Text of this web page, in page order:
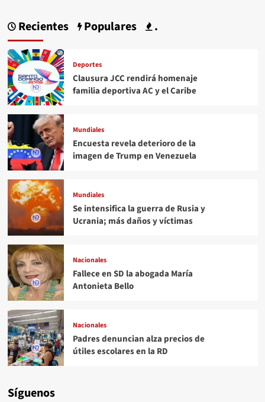
Recientes Populares .
Deportes
Clausura JCC rendirá homenaje
familia deportiva AC y el Caribe
Mundiales
Encuesta revela deterioro de la
imagen de Trump en Venezuela
Mundiales
Se intensifica la guerra de Rusia y
Ucrania; más daños y víctimas
Nacionales
Fallece en SD la abogada María
Antonieta Bello
Nacionales
Padres denuncian alza precios de
útiles escolares en la RD
Síguenos